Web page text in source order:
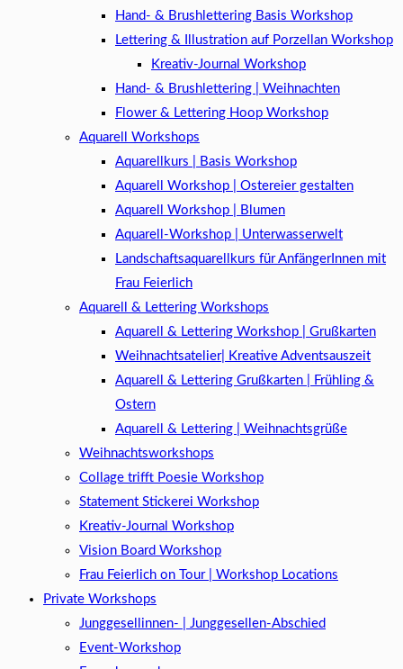
Hand- & Brushlettering Basis Workshop
Lettering & Illustration auf Porzellan Workshop
Kreativ-Journal Workshop
Hand- & Brushlettering | Weihnachten
Flower & Lettering Hoop Workshop
Aquarell Workshops
Aquarellkurs | Basis Workshop
Aquarell Workshop | Ostereier gestalten
Aquarell Workshop | Blumen
Aquarell-Workshop | Unterwasserwelt
Landschaftsaquarellkurs für AnfängerInnen mit
Frau Feierlich
Aquarell & Lettering Workshops
Aquarell & Lettering Workshop | Grußkarten
Weihnachtsatelier| Kreative Adventsauszeit
Aquarell & Lettering Grußkarten | Frühling &
Ostern
Aquarell & Lettering | Weihnachtsgrüße​
Weihnachtsworkshops
Collage trifft Poesie Workshop
Statement Stickerei Workshop
Kreativ-Journal Workshop
Vision Board Workshop
Frau Feierlich on Tour | Workshop Locations
Private Workshops
Junggesellinnen- | Junggesellen-Abschied
Event-Workshop